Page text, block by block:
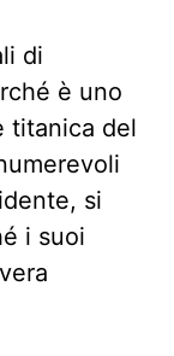
di
è uno
titanica del
si
i suoi